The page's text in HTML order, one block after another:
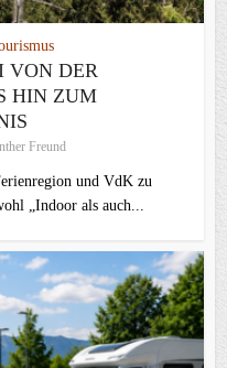
VON DER
HIN ZUM
Freund
und VdK zu
„Indoor als auch...